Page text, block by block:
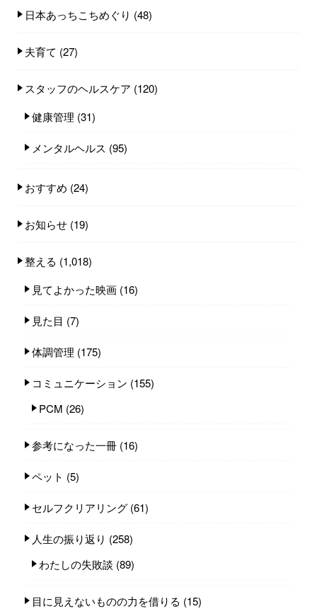
日本あっちこちめぐり (48)
夫育て (27)
スタッフのヘルスケア (120)
健康管理 (31)
メンタルヘルス (95)
おすすめ (24)
お知らせ (19)
整える (1,018)
見てよかった映画 (16)
見た目 (7)
体調管理 (175)
コミュニケーション (155)
PCM (26)
参考になった一冊 (16)
ペット (5)
セルフクリアリング (61)
人生の振り返り (258)
わたしの失敗談 (89)
目に見えないものの力を借りる (15)